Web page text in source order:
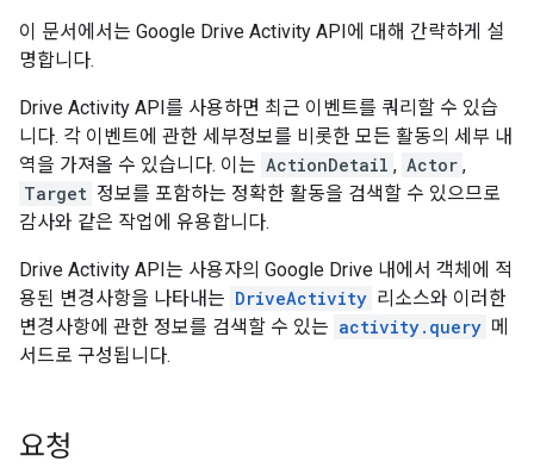
이 문서에서는 Google Drive Activity API에 대해 간략하게 설
명합니다.
Drive Activity API를 사용하면 최근 이벤트를 쿼리할 수 있습
니다. 각 이벤트에 관한 세부정보를 비롯한 모든 활동의 세부 내
역을 가져올 수 있습니다. 이는 ActionDetail , Actor ,
Target 정보를 포함하는 정확한 활동을 검색할 수 있으므로
감사와 같은 작업에 유용합니다.
Drive Activity API는 사용자의 Google Drive 내에서 객체에 적
용된 변경사항을 나타내는 DriveActivity 리소스와 이러한
변경사항에 관한 정보를 검색할 수 있는 activity.query 메
서드로 구성됩니다.
요청